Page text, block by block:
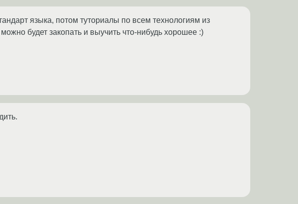
языка, потом туториалы по всем технологиям из
будет закопать и выучить что-нибудь хорошее :)